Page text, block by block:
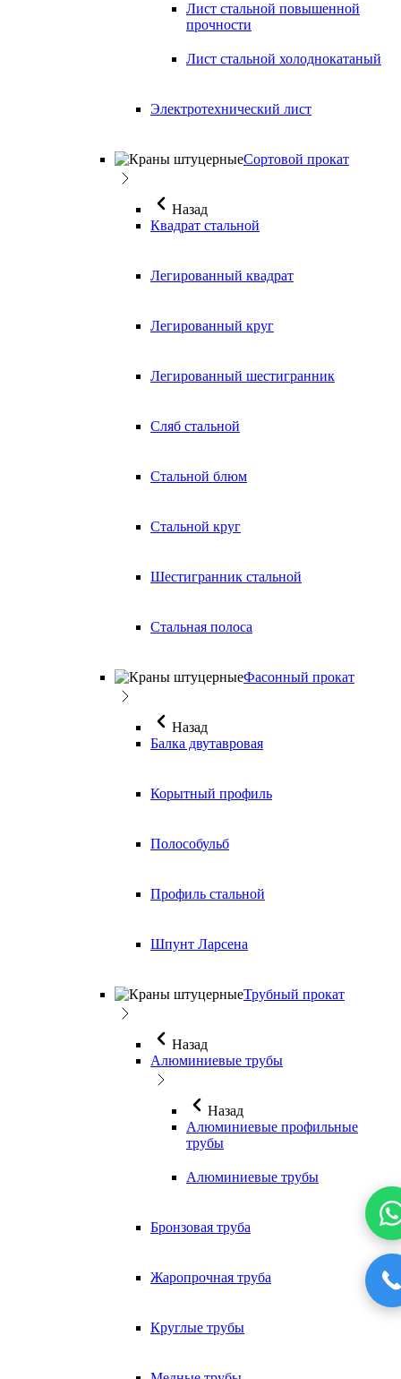
Лист стальной повышенной
прочности
Лист стальной холоднокатаный
Электротехнический лист
Сортовой прокат
Назад
Квадрат стальной
Легированный квадрат
Легированный круг
Легированный шестигранник
Сляб стальной
Стальной блюм
Стальной круг
Шестигранник стальной
Стальная полоса
Фасонный прокат
Назад
Балка двутавровая
Корытный профиль
Полособульб
Профиль стальной
Шпунт Ларсена
Трубный прокат
Назад
Алюминиевые трубы
Назад
Алюминиевые профильные
трубы
Алюминиевые трубы
Бронзовая труба
Жаропрочная труба
Круглые трубы